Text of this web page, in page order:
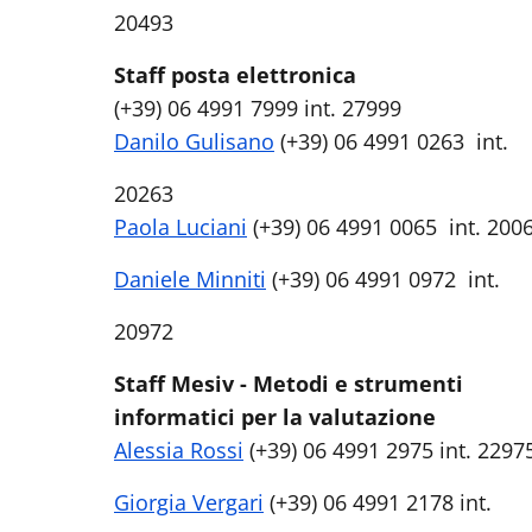
20493
Staff posta elettronica
(+39) 06 4991 7999 int. 27999
Danilo Gulisano (+39) 06 4991 0263 int.
20263
Paola Luciani (+39) 06 4991 0065 int.
Daniele Minniti (+39) 06 4991 0972 int.
20972
Staff Mesiv - Metodi e strumenti
informatici per la valutazione
Alessia Rossi (+39) 06 4991 2975 int.
Giorgia Vergari (+39) 06 4991 2178 int.